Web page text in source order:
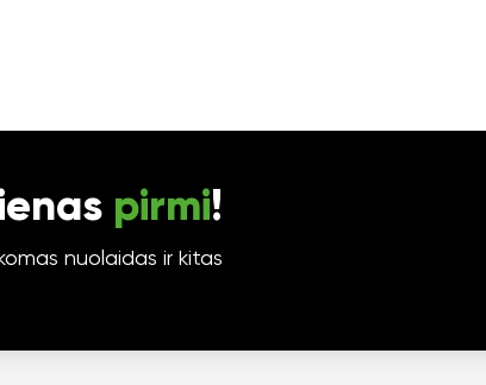
pirmi!
nuolaidas ir kitas